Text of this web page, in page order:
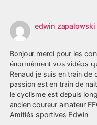
edwin zapalowski
Bonjour merci pour les
énormément vos vidéos
Renaud je suis en train de
passion est en train de
le cyclisme est depuis
ancien coureur amateur
Amitiés sportives Edwin